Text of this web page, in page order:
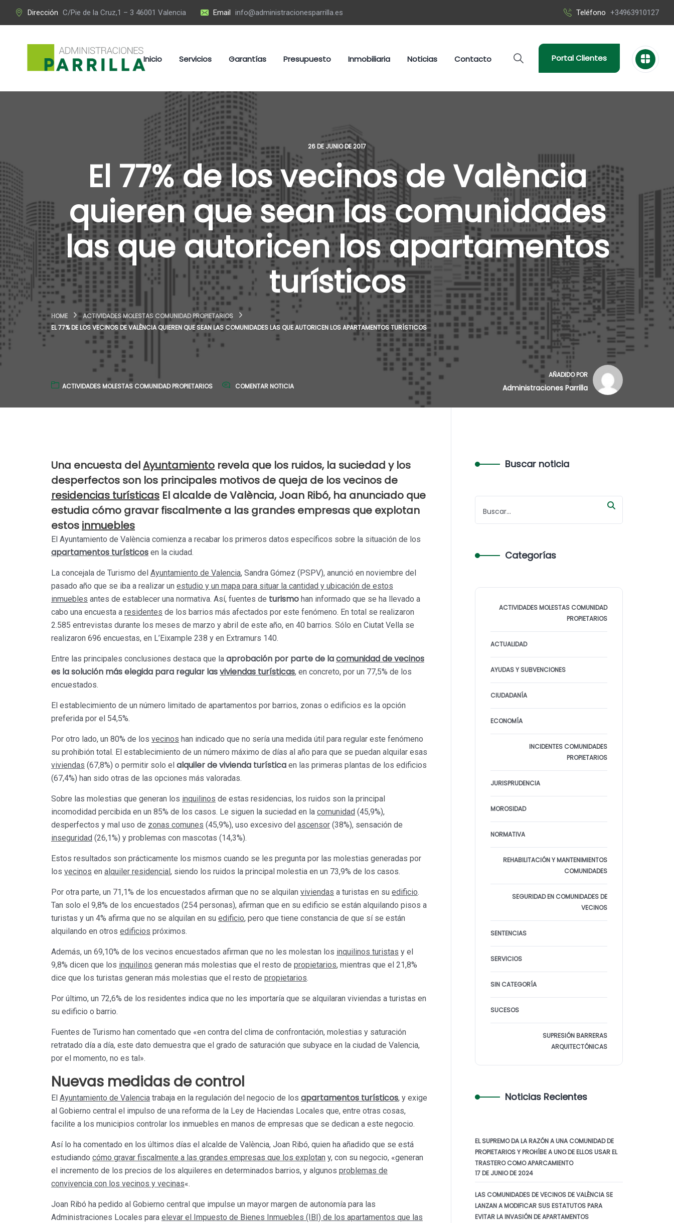
Dirección C/Pie de la Cruz,1 – 3 46001 Valencia Email info@administracionesparrilla.es Teléfono +34963910127
Inicio Servicios Garantías Presupuesto Inmobiliaria Noticias Contacto Portal Clientes
26 DE JUNIO DE 2017
El 77% de los vecinos de València
quieren que sean las comunidades
las que autoricen los apartamentos
turísticos
HOME
ACTIVIDADES MOLESTAS COMUNIDAD PROPIETARIOS
EL 77% DE LOS VECINOS DE VALÈNCIA QUIEREN QUE SEAN LAS COMUNIDADES LAS QUE AUTORICEN LOS APARTAMENTOS TURÍSTICOS
ACTIVIDADES MOLESTAS COMUNIDAD PROPIETARIOS COMENTAR NOTICIA
AÑADIDO POR
Administraciones Parrilla
Una encuesta delAyuntamiento revela que los ruidos, la suciedad y los
desperfectos son los principales motivos de queja de los vecinos de
residencias turísticas El alcalde de València, Joan Ribó, ha anunciado que
estudia cómo gravar fiscalmente a las grandes empresas que explotan
estos inmuebles
El Ayuntamiento de València comienza a recabar los primeros datos específicos sobre la situación de los
apartamentos turísticos en la ciudad.
La concejala de Turismo del Ayuntamiento de Valencia, Sandra Gómez (PSPV), anunció en noviembre del
pasado año que se iba a realizar un estudio y un mapa para situar la cantidad y ubicación de estos
inmuebles antes de establecer una normativa. Así, fuentes de turismo han informado que se ha llevado a
cabo una encuesta a residentes de los barrios más afectados por este fenómeno. En total se realizaron
2.585 entrevistas durante los meses de marzo y abril de este año, en 40 barrios. Sólo en Ciutat Vella se
realizaron 696 encuestas, en L’Eixample 238 y en Extramurs 140.
Entre las principales conclusiones destaca que la aprobación por parte de lacomunidad de vecinos
es la solución más elegida para regular lasviviendas turísticas, en concreto, por un 77,5% de los
encuestados.
El establecimiento de un número limitado de apartamentos por barrios, zonas o edificios es la opción
preferida por el 54,5%.
Por otro lado, un 80% de los vecinos han indicado que no sería una medida útil para regular este fenómeno
su prohibión total. El establecimiento de un número máximo de días al año para que se puedan alquilar esas
viviendas (67,8%) o permitir solo el alquiler de vivienda turística en las primeras plantas de los edificios
(67,4%) han sido otras de las opciones más valoradas.
Sobre las molestias que generan los inquilinos de estas residencias, los ruidos son la principal
incomodidad percibida en un 85% de los casos. Le siguen la suciedad en la comunidad (45,9%),
desperfectos y mal uso de zonas comunes (45,9%), uso excesivo del ascensor (38%), sensación de
inseguridad (26,1%) y problemas con mascotas (14,3%).
Estos resultados son prácticamente los mismos cuando se les pregunta por las molestias generadas por
los vecinos en alquiler residencial , siendo los ruidos la principal molestia en un 73,9% de los casos.
Por otra parte, un 71,1% de los encuestados afirman que no se alquilan viviendas a turistas en su edificio.
Tan solo el 9,8% de los encuestados (254 personas), afirman que en su edificio se están alquilando pisos a
turistas y un 4% afirma que no se alquilan en su edificio, pero que tiene constancia de que sí se están
alquilando en otros edificios próximos.
Además, un 69,10% de los vecinos encuestados afirman que no les molestan los inquilinos turistas y el
9,8% dicen que los inquilinos generan más molestias que el resto de propietarios, mientras que el 21,8%
dice que los turistas generan más molestias que el resto de propietarios.
Por último, un 72,6% de los residentes indica que no les importaría que se alquilaran viviendas a turistas en
su edificio o barrio.
Fuentes de Turismo han comentado que «en contra del clima de confrontación, molestias y saturación
retratado día a día, este dato demuestra que el grado de saturación que subyace en la ciudad de Valencia,
por el momento, no es tal».
Nuevas medidas de control
El Ayuntamiento de Valencia trabaja en la regulación del negocio de los apartamentos turísticos, y exige
al Gobierno central el impulso de una reforma de la Ley de Haciendas Locales que, entre otras cosas,
facilite a los municipios controlar los inmuebles en manos de empresas que se dedican a este negocio.
Así lo ha comentado en los últimos días el alcalde de València, Joan Ribó, quien ha añadido que se está
estudiando cómo gravar fiscalmente a las grandes empresas que los explotan y, con su negocio, «generan
el incremento de los precios de los alquileres en determinados barrios, y algunos problemas de
convivencia con los vecinos y vecinas«.
Joan Ribó ha pedido al Gobierno central que impulse un mayor margen de autonomía para las
Administraciones Locales para elevar el Impuesto de Bienes Inmuebles (IBI) de los apartamentos que las
Buscar noticia
Categorías
ACTIVIDADES MOLESTAS COMUNIDAD
PROPIETARIOS
ACTUALIDAD
AYUDAS Y SUBVENCIONES
CIUDADANÍA
ECONOMÍA
INCIDENTES COMUNIDADES
PROPIETARIOS
JURISPRUDENCIA
MOROSIDAD
NORMATIVA
REHABILITACIÓN Y MANTENIMIENTOS
COMUNIDADES
SEGURIDAD EN COMUNIDADES DE
VECINOS
SENTENCIAS
SERVICIOS
SIN CATEGORÍA
SUCESOS
SUPRESIÓN BARRERAS
ARQUITECTÓNICAS
Noticias Recientes
EL SUPREMO DA LA RAZÓN A UNA COMUNIDAD DE
PROPIETARIOS Y PROHÍBE A UNO DE ELLOS USAR EL
TRASTERO COMO APARCAMIENTO
17 DE JUNIO DE 2024
LAS COMUNIDADES DE VECINOS DE VALÈNCIA SE
LANZAN A MODIFICAR SUS ESTATUTOS PARA
EVITAR LA INVASIÓN DE APARTAMENTOS